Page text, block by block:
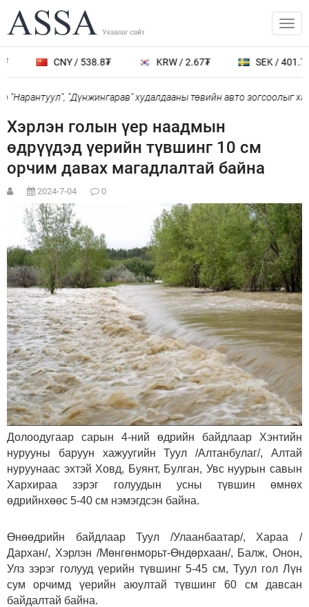
CNY / 538.8₮ KRW / 2.67₮ SEK / 401.7₮
"Нарантуул", "Дүнжингарав" худалдааны төвийн авто зогсоолыг
Хэрлэн голын үер наадмын
өдрүүдэд үерийн түвшинг 10 см
орчим давах магадлалтай байна
2024-7-04 0
Долоодугаар сарын 4-ний өдрийн байдлаар Хэнтийн
нурууны баруун хажуугийн Туул /Алтанбулаг/, Алтай
нуруунаас эхтэй Ховд, Буянт, Булган, Увс нуурын савын
Хархираа зэрэг голуудын усны түвшин өмнөх
өдрийнхөөс 5-40 см нэмэгдсэн байна.
Өнөөдрийн байдлаар Туул /Улаанбаатар/, Хараа /
Дархан/, Хэрлэн /Мөнгөнморьт-Өндөрхаан/, Балж, Онон,
Улз зэрэг голууд үерийн түвшинг 5-45 см, Туул гол Лүн
сум орчимд үерийн аюултай түвшинг 60 см давсан
байдалтай байна.